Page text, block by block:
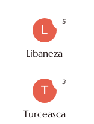
L
Libaneza
5
T
Turceasca
3